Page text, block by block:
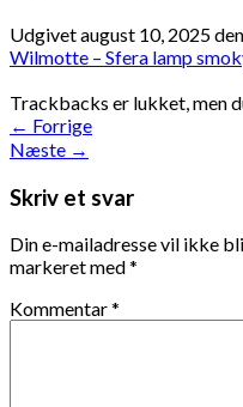
Udgivetaugust 10, 2025den
Wilmotte – Sfera lamp
Trackbacks er lukket, men
← Forrige
Næste →
Skriv et svar
Din e-mailadresse vil ikke
markeret med*
Kommentar*